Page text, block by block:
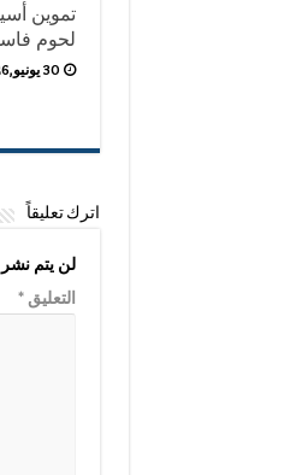
لحوم
30 يونيو,2026
اترك تعليقاً
لن يتم نشر
التعليق*